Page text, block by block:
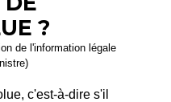
?
de l'information légale
c'est-à-dire s'il